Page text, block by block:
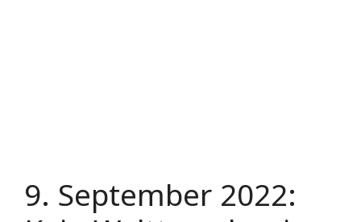
9. September 2022: